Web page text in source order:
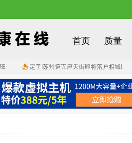
首页 质量
定了!苏州第五座天街即将落户相城!